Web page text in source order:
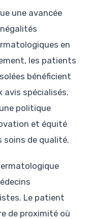
une avancée
en
les patients
bénéficient
avis spécialisés.
politique
et équité
soins de qualité.
Le patient
de proximité où